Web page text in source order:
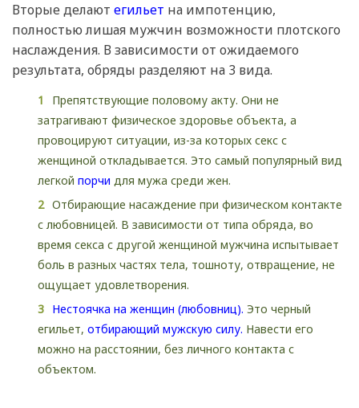
Вторые делают егильет на импотенцию,
полностью лишая мужчин возможности плотского
наслаждения. В зависимости от ожидаемого
результата, обряды разделяют на 3 вида.
Препятствующие половому акту. Они не
затрагивают физическое здоровье объекта, а
провоцируют ситуации, из-за которых секс с
женщиной откладывается. Это самый популярный вид
легкой порчи для мужа среди жен.
Отбирающие насаждение при физическом контакте
с любовницей. В зависимости от типа обряда, во
время секса с другой женщиной мужчина испытывает
боль в разных частях тела, тошноту, отвращение, не
ощущает удовлетворения.
Нестоячка на женщин (любовниц). Это черный
егильет, отбирающий мужскую силу. Навести его
можно на расстоянии, без личного контакта с
объектом.